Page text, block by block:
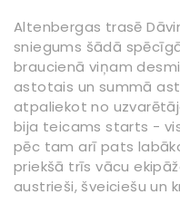
Altenbergas trasē
sniegums šādā
braucienā viņam
astotais un summā
atpaliekot no
bija teicams starts -
pēc tam arī pats
priekšā trīs vācu
austrieši, šveiciešu un